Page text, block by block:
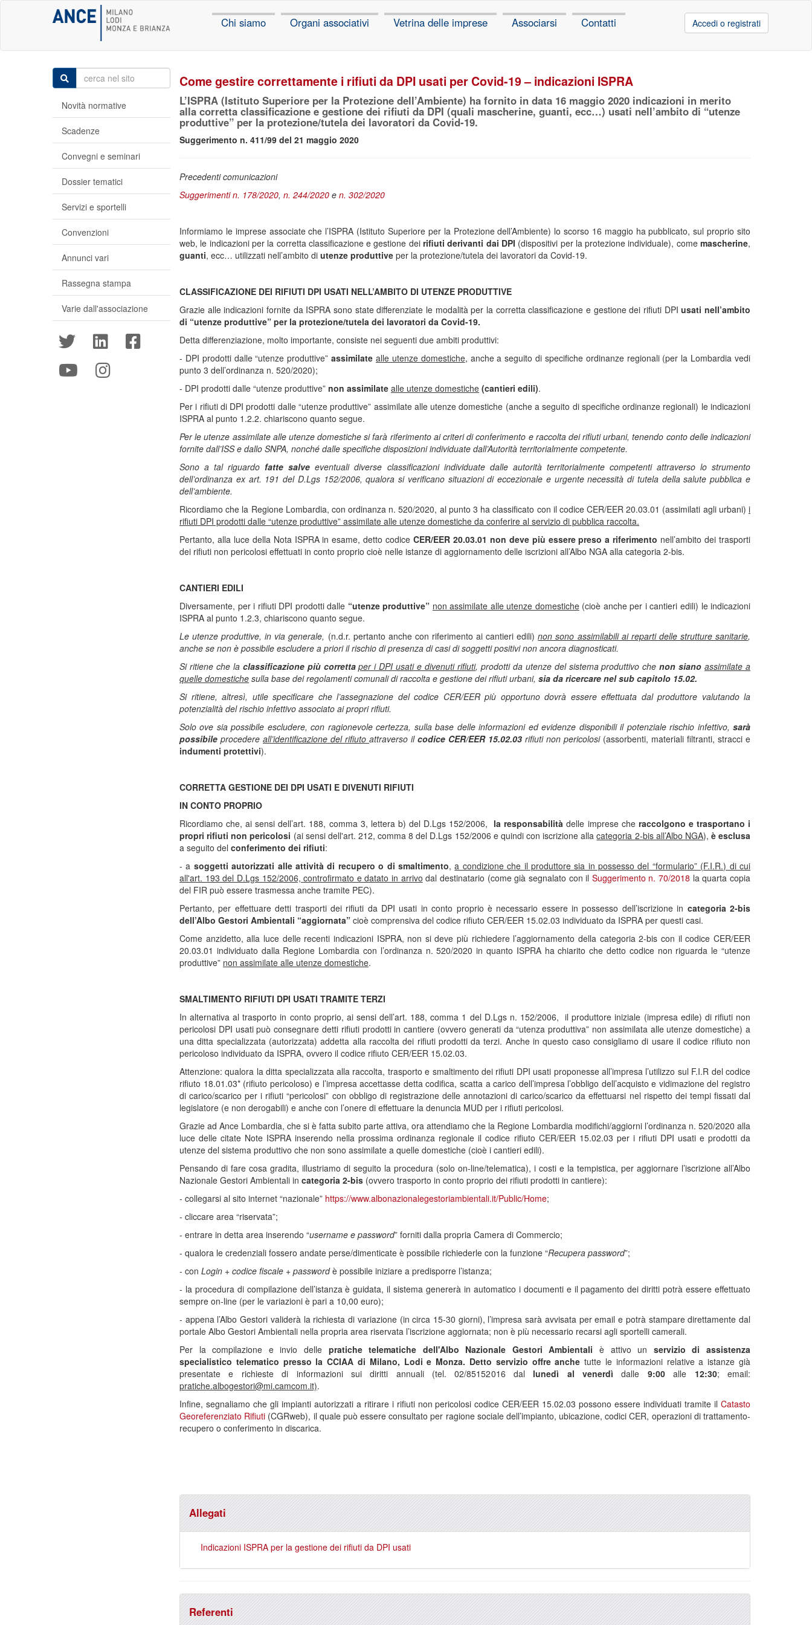
Chi siamo Organi associativi Vetrina delle imprese Associarsi Contatti Accedi o registrati
Come gestire correttamente i rifiuti da DPI usati per Covid-19 – indicazioni ISPRA
L’ISPRA (Istituto Superiore per la Protezione dell’Ambiente) ha fornito in data 16 maggio 2020 indicazioni in merito
alla corretta classificazione e gestione dei rifiuti da DPI (quali mascherine, guanti, ecc…) usati nell’ambito di “utenze
produttive” per la protezione/tutela dei lavoratori da Covid-19.
Suggerimento n. 411/99 del 21 maggio 2020
Precedenti comunicazioni
Suggerimenti n. 178/2020, n. 244/2020 e n. 302/2020
Informiamo le imprese associate che l’ISPRA (Istituto Superiore per la Protezione dell’Ambiente) lo scorso 16 maggio ha pubblicato, sul proprio sito
web, le indicazioni per la corretta classificazione e gestione dei rifiuti derivanti dai DPI (dispositivi per la protezione individuale), comemascherine,
guanti, ecc… utilizzati nell’ambito di utenze produttive per la protezione/tutela dei lavoratori da Covid-19.
CLASSIFICAZIONE DEI RIFIUTI DPI USATI NELL’AMBITO DI UTENZE PRODUTTIVE
Grazie alle indicazioni fornite da ISPRA sono state differenziate le modalità per la corretta classificazione e gestione dei rifiuti DPIusati nell’ambito
di “utenze produttive” per la protezione/tutela dei lavoratori da Covid-19.
Detta differenziazione, molto importante, consiste nei seguenti due ambiti produttivi:
- DPI prodotti dalle “utenze produttive”assimilate alle utenze domestiche, anche a seguito di specifiche ordinanze regionali (per la Lombardia vedi
punto 3 dell’ordinanza n. 520/2020);
- DPI prodotti dalle “utenze produttive” non assimilate alle utenze domestiche (cantieri edili).
Per i rifiuti di DPI prodotti dalle “utenze produttive” assimilate alle utenze domestiche (anche a seguito di specifiche ordinanze regionali) le indicazioni
ISPRA al punto 1.2.2. chiariscono quanto segue.
Per le utenze assimilate alle utenze domestiche si farà riferimento ai criteri di conferimento e raccolta dei rifiuti urbani, tenendo conto delle indicazioni
fornite dall’ISS e dallo SNPA, nonché dalle specifiche disposizioni individuate dall’Autorità territorialmente competente.
Sono a tal riguardofatte salve eventuali diverse classificazioni individuate dalle autorità territorialmente competenti attraverso lo strumento
dell’ordinanza ex art. 191 del D.Lgs 152/2006, qualora si verificano situazioni di eccezionale e urgente necessità di tutela della salute pubblica e
dell’ambiente.
Ricordiamo che la Regione Lombardia, con ordinanza n. 520/2020, al punto 3 ha classificato con il codice CER/EER 20.03.01 (assimilati agli urbani) i
rifiuti DPI prodotti dalle “utenze produttive” assimilate alle utenze domestiche da conferire al servizio di pubblica raccolta.
Pertanto, alla luce della Nota ISPRA in esame, detto codiceCER/EER 20.03.01 non deve più essere preso a riferimento nell’ambito dei trasporti
dei rifiuti non pericolosi effettuati in conto proprio cioè nelle istanze di aggiornamento delle iscrizioni all’Albo NGA alla categoria 2-bis.
CANTIERI EDILI
Diversamente, per i rifiuti DPI prodotti dalle “utenze produttive” non assimilate alle utenze domestiche(cioè anche per i cantieri edili) le indicazioni
ISPRA al punto 1.2.3, chiariscono quanto segue.
Le utenze produttive, in via generale, (n.d.r. pertanto anche con riferimento ai cantieri edili) non sono assimilabili ai reparti delle strutture sanitarie,
anche se non è possibile escludere a priori il rischio di presenza di casi di soggetti positivi non ancora diagnosticati.
Si ritiene che la classificazione più corretta per i DPI usati e divenuti rifiuti, prodotti da utenze del sistema produttivo chenon sianoassimilate a
quelle domestiche sulla base dei regolamenti comunali di raccolta e gestione dei rifiuti urbani, sia da ricercare nel sub capitolo 15.02.
Si ritiene, altresì, utile specificare che l’assegnazione del codice CER/EER più opportuno dovrà essere effettuata dal produttore valutando la
potenzialità del rischio infettivo associato ai propri rifiuti.
Solo ove sia possibile escludere, con ragionevole certezza, sulla base delle informazioni ed evidenze disponibili il potenziale rischio infettivo, sarà
possibile procedere all’identificazione del rifiuto attraverso ilcodice CER/EER 15.02.03 rifiuti non pericolosi (assorbenti, materiali filtranti, stracci e
indumenti protettivi).
CORRETTA GESTIONE DEI DPI USATI E DIVENUTI RIFIUTI
IN CONTO PROPRIO
Ricordiamo che, ai sensi dell’art. 188, comma 3, lettera b) del D.Lgs 152/2006, la responsabilitàdelle imprese che raccolgono e trasportano i
propri rifiuti non pericolosi (ai sensi dell'art. 212, comma 8 del D.Lgs 152/2006 e quindi con iscrizione allacategoria 2-bis all’Albo NGA), è esclusa
a seguito del conferimento dei rifiuti:
- a soggetti autorizzati alle attività di recupero o di smaltimento,a condizione che il produttore sia in possesso del “formulario” (F.I.R.) di cui
all'art. 193 del D.Lgs 152/2006, controfirmato e datato in arrivo dal destinatario (come già segnalato con il Suggerimento n. 70/2018 la quarta copia
del FIR può essere trasmessa anche tramite PEC).
Pertanto, per effettuare detti trasporti dei rifiuti da DPI usati in conto proprio è necessario essere in possesso dell’iscrizione in categoria 2-bis
dell’Albo Gestori Ambientali “aggiornata” cioè comprensiva del codice rifiuto CER/EER 15.02.03 individuato da ISPRA per questi casi.
Come anzidetto, alla luce delle recenti indicazioni ISPRA, non si deve più richiedere l’aggiornamento della categoria 2-bis con il codice CER/EER
20.03.01 individuato dalla Regione Lombardia con l’ordinanza n. 520/2020 in quanto ISPRA ha chiarito che detto codice non riguarda le “utenze
produttive” non assimilate alle utenze domestiche.
SMALTIMENTO RIFIUTI DPI USATI TRAMITE TERZI
In alternativa al trasporto in conto proprio, ai sensi dell’art. 188, comma 1 del D.Lgs n. 152/2006, il produttore iniziale (impresa edile) di rifiuti non
pericolosi DPI usati può consegnare detti rifiuti prodotti in cantiere (ovvero generati da “utenza produttiva” non assimilata alle utenze domestiche) a
una ditta specializzata (autorizzata) addetta alla raccolta dei rifiuti prodotti da terzi. Anche in questo caso consigliamo di usare il codice rifiuto non
pericoloso individuato da ISPRA, ovvero il codice rifiuto CER/EER 15.02.03.
Attenzione: qualora la ditta specializzata alla raccolta, trasporto e smaltimento dei rifiuti DPI usati proponesse all’impresa l’utilizzo sul F.I.R del codice
rifiuto 18.01.03* (rifiuto pericoloso) e l’impresa accettasse detta codifica, scatta a carico dell’impresa l’obbligo dell’acquisto e vidimazione del registro
di carico/scarico per i rifiuti “pericolosi” con obbligo di registrazione delle annotazioni di carico/scarico da effettuarsi nel rispetto dei tempi fissati dal
legislatore (e non derogabili) e anche con l’onere di effettuare la denuncia MUD per i rifiuti pericolosi.
Grazie ad Ance Lombardia, che si è fatta subito parte attiva, ora attendiamo che la Regione Lombardia modifichi/aggiorni l’ordinanza n. 520/2020 alla
luce delle citate Note ISPRA inserendo nella prossima ordinanza regionale il codice rifiuto CER/EER 15.02.03 per i rifiuti DPI usati e prodotti da
utenze del sistema produttivo che non sono assimilate a quelle domestiche (cioè i cantieri edili).
Pensando di fare cosa gradita, illustriamo di seguito la procedura (solo on-line/telematica), i costi e la tempistica, per aggiornare l’iscrizione all’Albo
Nazionale Gestori Ambientali in categoria 2-bis (ovvero trasporto in conto proprio dei rifiuti prodotti in cantiere):
- collegarsi al sito internet “nazionale” https://www.albonazionalegestoriambientali.it/Public/Home;
- cliccare area “riservata”;
- entrare in detta area inserendo “username e password” forniti dalla propria Camera di Commercio;
- qualora le credenziali fossero andate perse/dimenticate è possibile richiederle con la funzione “Recupera password”;
- con Login + codice fiscale + passwordè possibile iniziare a predisporre l’istanza;
- la procedura di compilazione dell’istanza è guidata, il sistema genererà in automatico i documenti e il pagamento dei diritti potrà essere effettuato
sempre on-line (per le variazioni è pari a 10,00 euro);
- appena l’Albo Gestori validerà la richiesta di variazione (in circa 15-30 giorni), l’impresa sarà avvisata per email e potrà stampare direttamente dal
portale Albo Gestori Ambientali nella propria area riservata l’iscrizione aggiornata; non è più necessario recarsi agli sportelli camerali.
Per la compilazione e invio delle pratiche telematiche dell'Albo Nazionale Gestori Ambientaliè attivo un servizio di assistenza
specialistico telematico presso la CCIAA di Milano, Lodi e Monza. Detto servizio offre anchetutte le informazioni relative a istanze già
presentate e richieste di informazioni sui diritti annuali (tel. 02/85152016 dal lunedì al venerdì dalle 9:00alle 12:30; email:
pratiche.albogestori@mi.camcom.it).
Infine, segnaliamo che gli impianti autorizzati a ritirare i rifiuti non pericolosi codice CER/EER 15.02.03 possono essere individuati tramite il Catasto
Georeferenziato Rifiuti (CGRweb), il quale può essere consultato per ragione sociale dell’impianto, ubicazione, codici CER, operazioni di trattamento-
recupero o conferimento in discarica.
Allegati
Indicazioni ISPRA per la gestione dei rifiuti da DPI usati
Referenti
Novità normative
Scadenze
Convegni e seminari
Dossier tematici
Servizi e sportelli
Convenzioni
Annunci vari
Rassegna stampa
Varie dall'associazione